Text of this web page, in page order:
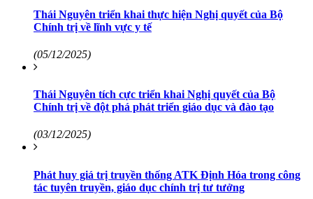
Thái Nguyên triển khai thực hiện Nghị quyết của Bộ
Chính trị về lĩnh vực y tế
(05/12/2025)
Thái Nguyên tích cực triển khai Nghị quyết của Bộ
Chính trị về đột phá phát triển giáo dục và đào tạo
(03/12/2025)
Phát huy giá trị truyền thống ATK Định Hóa trong công
tác tuyên truyền, giáo dục chính trị tư tưởng